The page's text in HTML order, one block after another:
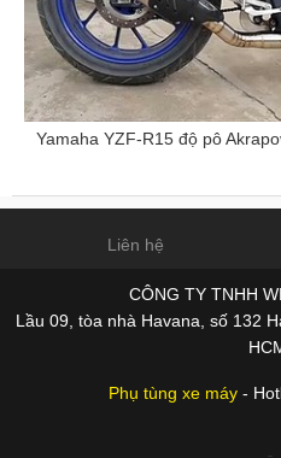
Yamaha YZF-R15 độ pô
Liên hệ
CÔNG TY TNHH
Lầu 09, tòa nhà Havana, số 132
Phụ tùng xe máy -